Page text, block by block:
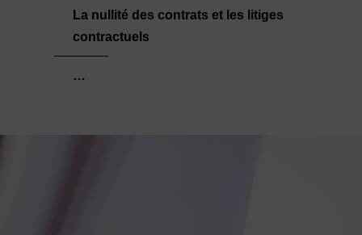
La nullité des contrats et les litiges
contractuels
…